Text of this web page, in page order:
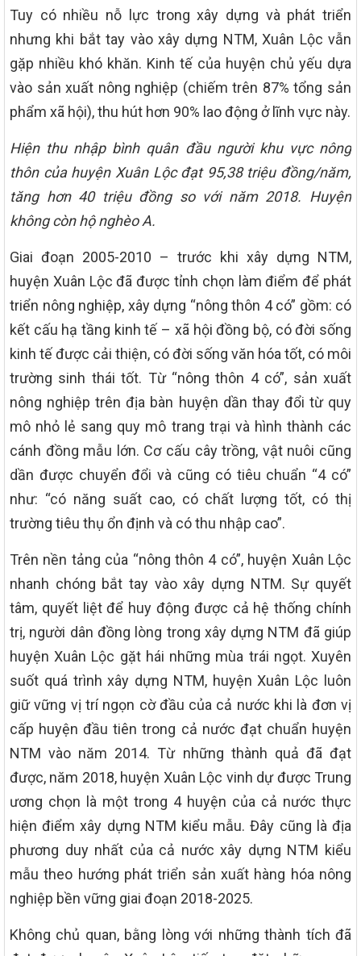
Tuy có nhiều nỗ lực trong xây dựng và phát triển
nhưng khi bắt tay vào xây dựng NTM, Xuân Lộc vẫn
gặp nhiều khó khăn. Kinh tế của huyện chủ yếu dựa
vào sản xuất nông nghiệp (chiếm trên 87% tổng sản
phẩm xã hội), thu hút hơn 90% lao động ở lĩnh vực này.
Hiện thu nhập bình quân đầu người khu vực nông
thôn của huyện Xuân Lộc đạt 95,38 triệu đồng/năm,
tăng hơn 40 triệu đồng so với năm 2018. Huyện
không còn hộ nghèo A.
Giai đoạn 2005-2010 – trước khi xây dựng NTM,
huyện Xuân Lộc đã được tỉnh chọn làm điểm để phát
triển nông nghiệp, xây dựng “nông thôn 4 có” gồm: có
kết cấu hạ tầng kinh tế – xã hội đồng bộ, có đời sống
kinh tế được cải thiện, có đời sống văn hóa tốt, có môi
trường sinh thái tốt. Từ “nông thôn 4 có”, sản xuất
nông nghiệp trên địa bàn huyện dần thay đổi từ quy
mô nhỏ lẻ sang quy mô trang trại và hình thành các
cánh đồng mẫu lớn. Cơ cấu cây trồng, vật nuôi cũng
dần được chuyển đổi và cũng có tiêu chuẩn “4 có”
như: “có năng suất cao, có chất lượng tốt, có thị
trường tiêu thụ ổn định và có thu nhập cao”.
Trên nền tảng của “nông thôn 4 có”, huyện Xuân Lộc
nhanh chóng bắt tay vào xây dựng NTM. Sự quyết
tâm, quyết liệt để huy động được cả hệ thống chính
trị, người dân đồng lòng trong xây dựng NTM đã giúp
huyện Xuân Lộc gặt hái những mùa trái ngọt. Xuyên
suốt quá trình xây dựng NTM, huyện Xuân Lộc luôn
giữ vững vị trí ngọn cờ đầu của cả nước khi là đơn vị
cấp huyện đầu tiên trong cả nước đạt chuẩn huyện
NTM vào năm 2014. Từ những thành quả đã đạt
được, năm 2018, huyện Xuân Lộc vinh dự được Trung
ương chọn là một trong 4 huyện của cả nước thực
hiện điểm xây dựng NTM kiểu mẫu. Đây cũng là địa
phương duy nhất của cả nước xây dựng NTM kiểu
mẫu theo hướng phát triển sản xuất hàng hóa nông
nghiệp bền vững giai đoạn 2018-2025.
Không chủ quan, bằng lòng với những thành tích đã